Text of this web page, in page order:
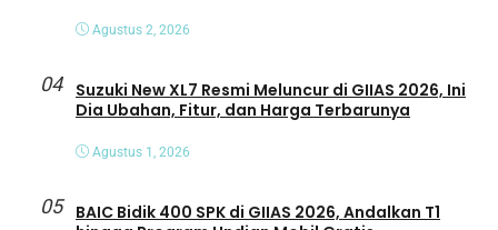
Agustus 2, 2026
04
Suzuki New XL7 Resmi Meluncur di GIIAS 2026, Ini
Dia Ubahan, Fitur, dan Harga Terbarunya
Agustus 1, 2026
05
BAIC Bidik 400 SPK di GIIAS 2026, Andalkan T1